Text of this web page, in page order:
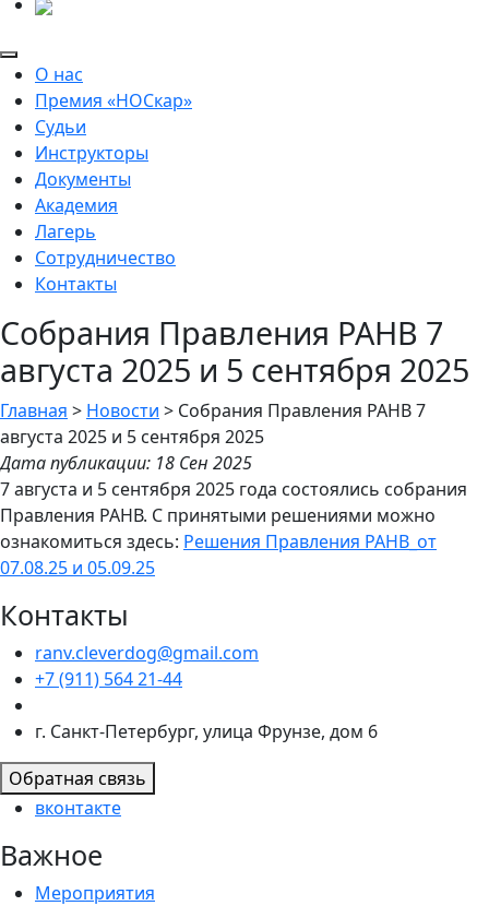
О нас
Премия «НОСкар»
Судьи
Инструкторы
Документы
Академия
Лагерь
Сотрудничество
Контакты
Собрания Правления РАНВ 7
августа 2025 и 5 сентября 2025
Главная > Новости > Собрания Правления РАНВ 7
августа 2025 и 5 сентября 2025
Дата публикации: 18 Сен 2025
7 августа и 5 сентября 2025 года состоялись собрания
Правления РАНВ. С принятыми решениями можно
ознакомиться здесь: Решения Правления РАНВ_от
07.08.25 и 05.09.25
Контакты
ranv.cleverdog@gmail.com
+7 (911) 564 21-44
г. Санкт-Петербург, улица Фрунзе, дом 6
Обратная связь
вконтакте
Важное
Мероприятия